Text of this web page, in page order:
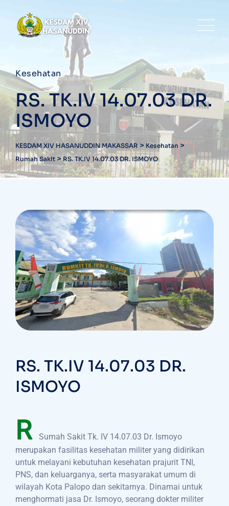
Kesehatan
RS. TK.IV 14.07.03 DR.
ISMOYO
KESDAM XIV HASANUDDIN MAKASSAR > Kesehatan >
Rumah Sakit>RS. TK.IV 14.07.03 DR. ISMOYO
RS. TK.IV 14.07.03 DR.
ISMOYO
R
Sumah Sakit Tk. IV 14.07.03 Dr. Ismoyo
merupakan fasilitas kesehatan militer yang didirikan
untuk melayani kebutuhan kesehatan prajurit TNI,
PNS, dan keluarganya, serta masyarakat umum di
wilayah Kota Palopo dan sekitarnya. Dinamai untuk
menghormati jasa Dr. Ismoyo, seorang dokter militer